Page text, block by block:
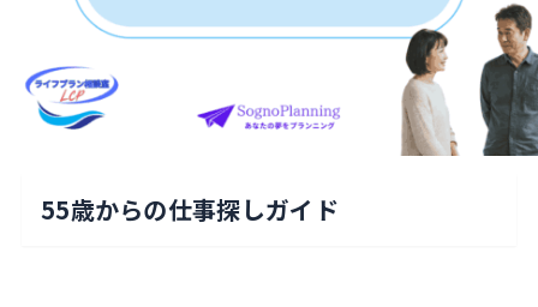
55歳からの仕事探しガイド